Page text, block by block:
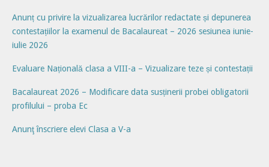
Anunț cu privire la vizualizarea lucrărilor redactate și depunerea
contestațiilor la examenul de Bacalaureat – 2026 sesiunea iunie-
iulie 2026
Evaluare Națională clasa a VIII-a – Vizualizare teze și contestații
Bacalaureat 2026 – Modificare data susținerii probei obligatorii
profilului – proba Ec
Anunţ înscriere elevi Clasa a V-a